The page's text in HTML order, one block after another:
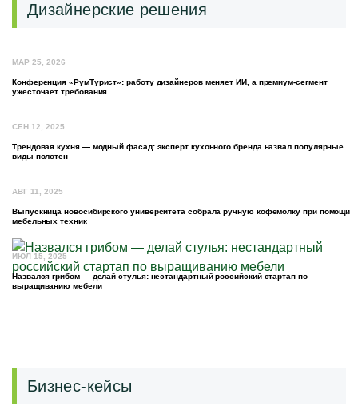
Дизайнерские решения
МАР 25, 2026
Конференция «РумТурист»: работу дизайнеров меняет ИИ, а премиум-сегмент
ужесточает требования
СЕН 12, 2025
Трендовая кухня — модный фасад: эксперт кухонного бренда назвал популярные
виды полотен
АВГ 11, 2025
Выпускница новосибирского университета собрала ручную кофемолку при помощи
мебельных техник
ИЮЛ 15, 2025
Назвался грибом — делай стулья: нестандартный российский стартап по
выращиванию мебели
Бизнес-кейсы